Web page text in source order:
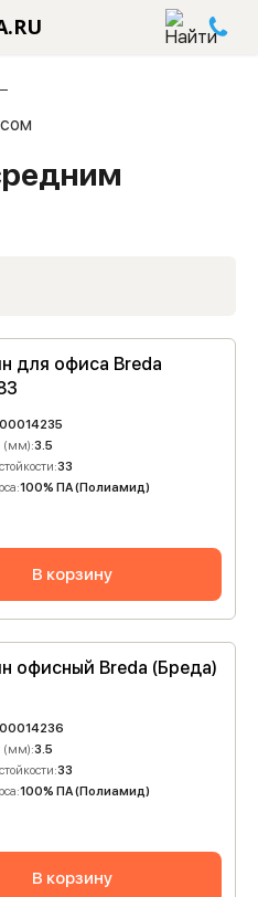
для офиса Breda
(мм):3.5
33
100% ПА (Полиамид)
В корзину
офисный Breda (Бреда)
(мм):3.5
33
100% ПА (Полиамид)
В корзину